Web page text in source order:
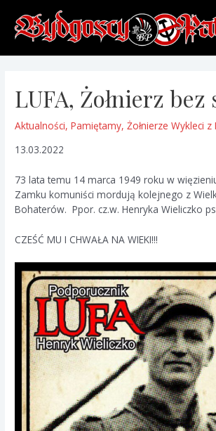
content
LUFA, Żołnierz bez
Aktualności,Pamiętamy,Żołnierze Wykleci z
13.03.2022
73 lata temu 14 marca 1949 roku w
Zamku komuniści mordują kolejnego z
Bohaterów. Ppor. cz.w. Henryka Wieliczko ps
CZEŚĆ MU I CHWAŁA NA WIEKI!!!